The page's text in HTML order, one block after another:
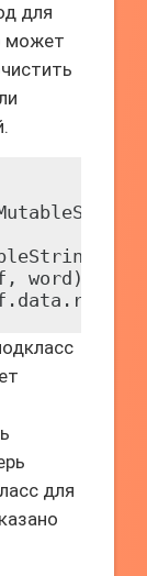
для
может
word):
для